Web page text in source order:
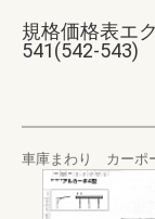
規格価格表エ
541(542-543)
車庫まわり カーポ